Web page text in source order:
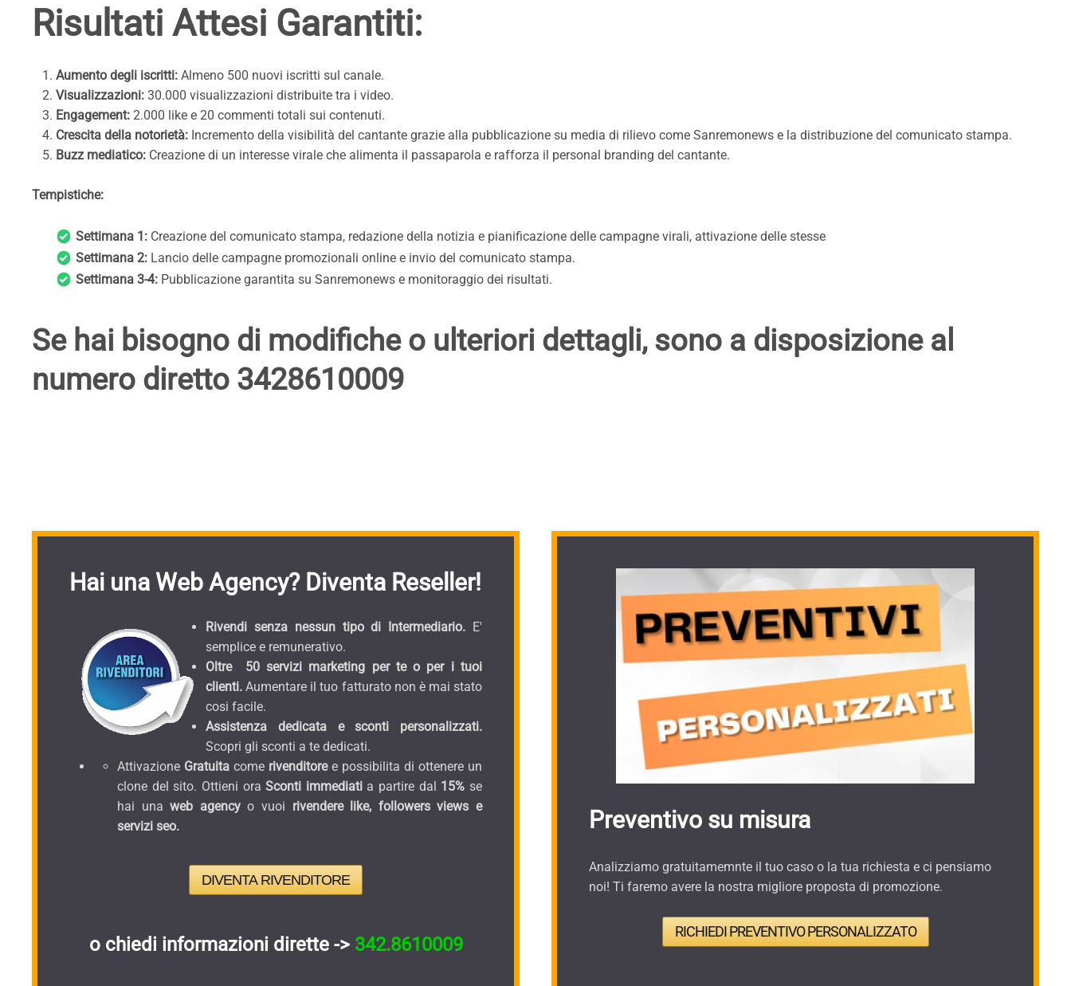
Risultati Attesi Garantiti:
Aumento degli iscritti: Almeno 500 nuovi iscritti sul canale.
Visualizzazioni: 30.000 visualizzazioni distribuite tra i video.
Engagement: 2.000 like e 20 commenti totali sui contenuti.
Crescita della notorietà: Incremento della visibilità del cantante grazie alla pubblicazione su media di rilievo come Sanremonews e la distribuzione del comunicato stampa.
Buzz mediatico: Creazione di un interesse virale che alimenta il passaparola e rafforza il personal branding del cantante.
Tempistiche:
Settimana 1: Creazione del comunicato stampa, redazione della notizia e pianificazione delle campagne virali, attivazione delle stesse
Settimana 2: Lancio delle campagne promozionali online e invio del comunicato stampa.
Settimana 3-4: Pubblicazione garantita su Sanremonews e monitoraggio dei risultati.
Se hai bisogno di modifiche o ulteriori dettagli, sono a disposizione al
numero diretto 3428610009
Hai una Web Agency? Diventa Reseller!
Rivendi senza nessun tipo di Intermediario. E'
semplice e remunerativo.
Oltre 50 servizi marketing per te o per i tuoi
clienti. Aumentare il tuo fatturato non è mai stato
cosi facile.
Assistenza dedicata e sconti personalizzati.
Scopri gli sconti a te dedicati.
Attivazione Gratuita come rivenditoree possibilita di ottenere un
clone del sito. Ottieni oraSconti immediatia partire dal 15% se
hai una web agencyo vuoi rivendere like, followers views e
servizi seo.
DIVENTA RIVENDITORE
o chiedi informazioni dirette -> 342.8610009
Preventivo su misura
Analizziamo gratuitamemnte il tuo caso o la tua richiesta e ci pensiamo
noi! Ti faremo avere la nostra migliore proposta di promozione.
RICHIEDI PREVENTIVO PERSONALIZZATO